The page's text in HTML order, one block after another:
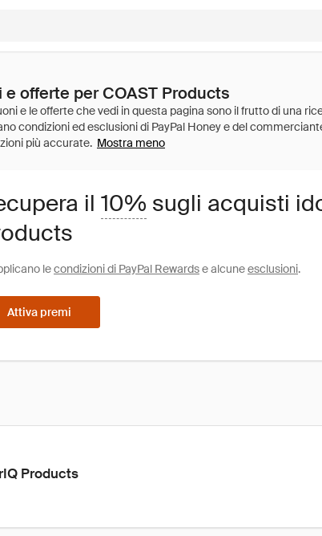
offerte per COAST Products
Mostra meno
il 10% sugli acquisti
lecondizioni di PayPal Rewardse alcuneesclusioni.
Attiva premi
Products